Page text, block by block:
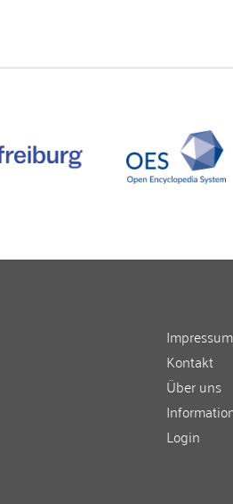
Kontakt
Über uns
Login